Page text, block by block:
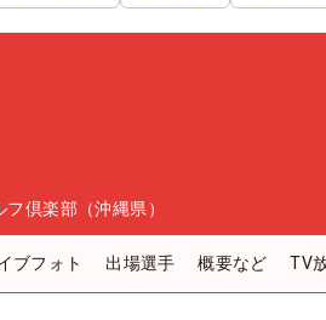
フ倶楽部（沖縄県）
ブフォト 出場選手 概要など TV